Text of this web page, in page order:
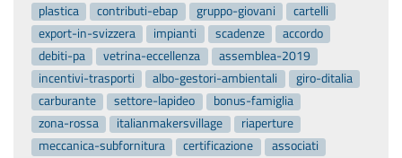
plastica
contributi-ebap gruppo-giovani
cartelli
export-in-svizzera
impianti scadenze
accordo
debiti-pa
vetrina-eccellenza
assemblea-2019
incentivi-trasporti
albo-gestori-ambientali
giro-ditalia
carburante
settore-lapideo
bonus-famiglia
zona-rossa
italianmakersvillage
riaperture
meccanica-subfornitura
certificazione
associati